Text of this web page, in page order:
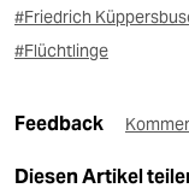
#Friedrich
#Flüchtlinge
Feedback
Diesen Artikel